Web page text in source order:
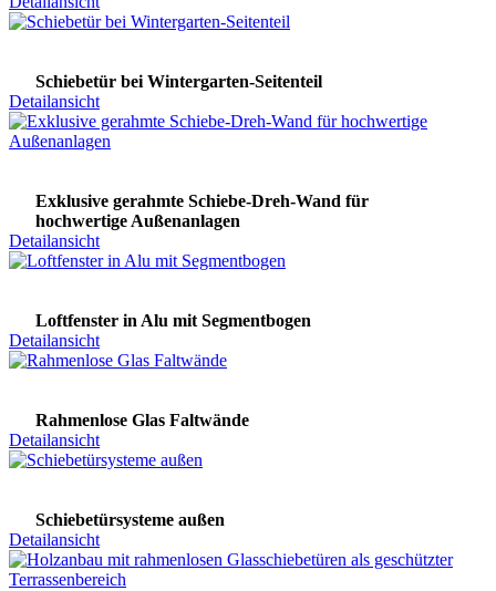
Schiebetür bei Wintergarten-Seitenteil
Detailansicht
Exklusive gerahmte Schiebe-Dreh-Wand für
hochwertige Außenanlagen
Detailansicht
Loftfenster in Alu mit Segmentbogen
Detailansicht
Rahmenlose Glas Faltwände
Detailansicht
Schiebetürsysteme außen
Detailansicht